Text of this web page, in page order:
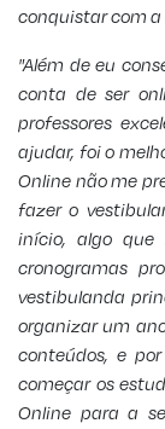
conquistar com a
"Além de eu
conta de ser
professores
ajudar, foi o
Online não me
fazer o
início, algo
cronogramas
vestibulanda
organizar um
conteúdos, e
começar os
Online para a